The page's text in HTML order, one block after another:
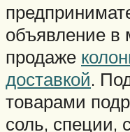
объявление в
продаже
доставкой.
товарами
соль, специи,